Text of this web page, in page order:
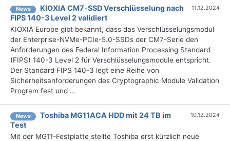
News
KIOXIA CM7-SSD Verschlüsselung nach
FIPS 140-3 Level 2 validiert
11.12.2024
KIOXIA Europe gibt bekannt, dass das Verschlüsselungsmodul
der Enterprise-NVMe-PCIe-5.0-SSDs der CM7-Serie den
Anforderungen des Federal Information Processing Standard
(FIPS) 140-3 Level 2 für Verschlüsselungsmodule entspricht.
Der Standard FIPS 140-3 legt eine Reihe von
Sicherheitsanforderungen des Cryptographic Module Validation
Program fest und ...
News
Toshiba MG11ACA HDD mit 24 TB im
Test
10.12.2024
Mit der MG11-Festplatte stellte Toshiba erst kürzlich neue